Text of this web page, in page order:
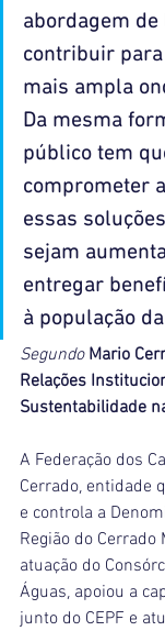
abordagem
contribuir
mais ampla
Da mesma
público tem
comprometer
essas
sejam
entregar
à população
Segundo Mario
Relações
Sustentabilidade
A Federação dos
Cerrado, entidade
e controla a
Região do Cerrado
atuação do
Águas, apoiou a
junto do CEPF e